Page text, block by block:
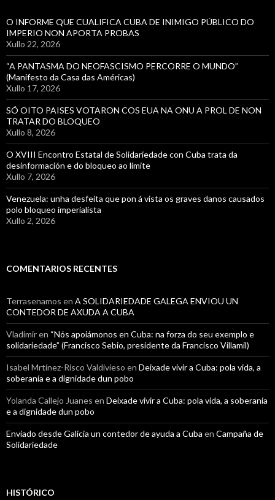
O INFORME QUE CUALIFICA CUBA DE INIMIGO PÚBLICO DO
IMPERIO NON APORTA PROBAS
Xullo 22, 2026
“A PANTASMA DO NEOFASCISMO PERCORRE O MUNDO”
(Manifesto da Casa das Américas)
Xullo 17, 2026
SÓ OITO PAISES VOTARON COS EUA NA ONU A PROL DE NON
TRATAR DO BLOQUEO
Xullo 8, 2026
O XVIII Encontro Estatal de Solidariedade con Cuba trata da
desinformación e do bloqueo ao límite
Xullo 7, 2026
Venezuela: unha desfeita que pon á vista os graves danos causados
polo bloqueo imperialista
Xullo 2, 2026
COMENTARIOS RECENTES
Terrasenamos en A SOLIDARIEDADE GALEGA ENVIOU UN
CONTEDOR DE AXUDA A CUBA
Vladimiren “Nós apoiámonos en Cuba: na forza do seu exemplo e
solidariedade” (Francisco Sebio, presidente da Francisco Villamil)
Isabel Mrtínez-Risco Valdivieso en Deixade vivir a Cuba: pola vida, a
soberanía e a dignidade dun pobo
Yolanda Callejo Juanes en Deixade vivir a Cuba: pola vida, a soberanía
e a dignidade dun pobo
Enviado desde Galicia un contedor de ayuda a Cuba en Campaña de
Solidariedade
HISTÓRICO